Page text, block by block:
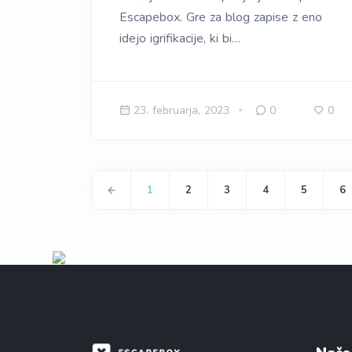
Escapebox. Gre za blog zapise z eno
idejo igrifikacije, ki bi…
23. februarja, 2023 0 0
1 2 3 4 5 6